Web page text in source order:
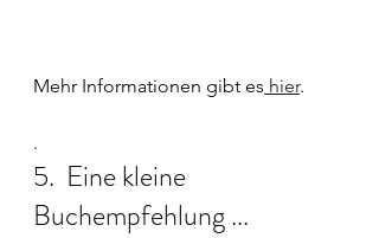
Mehr Informationen gibt es hier.
.
5.  Eine kleine
Buchempfehlung ...